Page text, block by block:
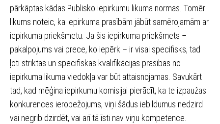
pārkāptas kādas Publisko iepirkumu likuma normas. Tomēr
likums noteic, ka iepirkuma prasībām jābūt samērojamām ar
iepirkuma priekšmetu. Ja šis iepirkuma priekšmets –
pakalpojums vai prece, ko iepērk – ir visai specifisks, tad
ļoti striktas un specifiskas kvalifikācijas prasības no
iepirkuma likuma viedokļa var būt attaisnojamas. Savukārt
tad, kad mēģina iepirkumu komisijai pierādīt, ka te izpaužas
konkurences ierobežojums, viņi šādus iebildumus nedzird
vai negrib dzirdēt, vai arī tā īsti nav viņu kompetence.